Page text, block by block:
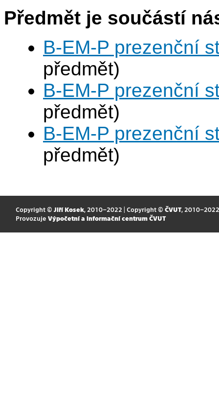
Předmět je součástí
B-EM-P prezenční
předmět)
B-EM-P prezenční
předmět)
B-EM-P prezenční
předmět)
Copyright © Jiří Kosek, 2010–2022 | Copyright © ČVUT, 2010–2022
Provozuje Výpočetní a informační centrum ČVUT